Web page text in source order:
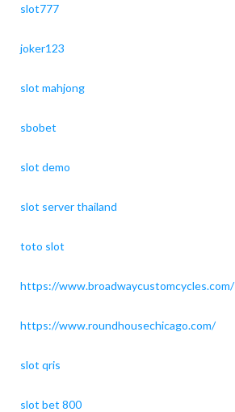
slot777
joker123
slot mahjong
sbobet
slot demo
slot server thailand
toto slot
https://www.broadwaycustomcycles.com/
https://www.roundhousechicago.com/
slot qris
slot bet 800